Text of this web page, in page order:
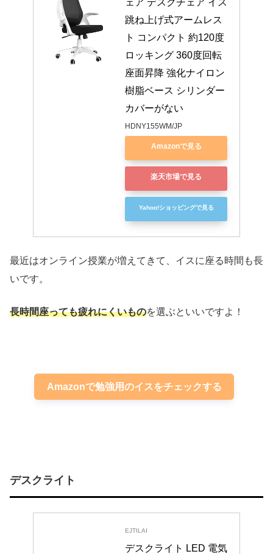
ェア デスクチェア イス
跳ね上げ式アームレス
ト コンパクト 約120度
ロッキング 360度回転
座面昇降 強化ナイロン
樹脂ベース シリンダー
カバーがない
HDNY155WM/JP
Amazonで見る
楽天市場で見る
Yahoo!ショッピングで見る
最近はオンライン授業が増えてきて、イスに座る時間も長
いです。
長時間座っても疲れにくいものを選ぶといいですよ！
Amazonで勉強用のイスをチェックする
デスクライト
EJTILAI
デスクライト LED 電気